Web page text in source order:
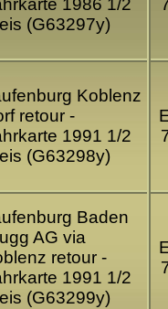
1986 1/2
(G63297y)
Koblenz
retour -
1991 1/2
(G63298y)
Baden
AG via
retour -
1991 1/2
(G63299y)